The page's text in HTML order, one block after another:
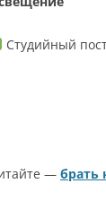
Студийный
— брать